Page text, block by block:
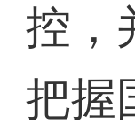
控，
把握